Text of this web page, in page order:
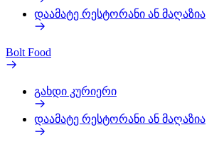
დაამატე რესტორანი ან მაღაზია
Bolt Food
გახდი კურიერი
დაამატე რესტორანი ან მაღაზია